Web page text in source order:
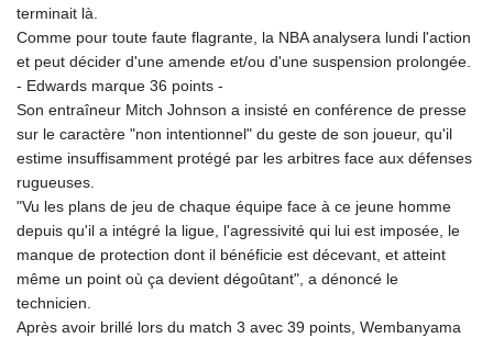
terminait là.
Comme pour toute faute flagrante, la NBA analysera lundi l'action
et peut décider d'une amende et/ou d'une suspension prolongée.
- Edwards marque 36 points -
Son entraîneur Mitch Johnson a insisté en conférence de presse
sur le caractère "non intentionnel" du geste de son joueur, qu'il
estime insuffisamment protégé par les arbitres face aux défenses
rugueuses.
"Vu les plans de jeu de chaque équipe face à ce jeune homme
depuis qu'il a intégré la ligue, l'agressivité qui lui est imposée, le
manque de protection dont il bénéficie est décevant, et atteint
même un point où ça devient dégoûtant", a dénoncé le
technicien.
Après avoir brillé lors du match 3 avec 39 points, Wembanyama